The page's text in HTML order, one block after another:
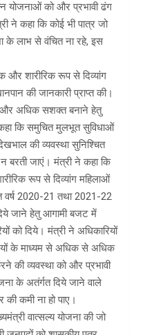
योजनाओं को और प्रभावी ढंग
ने कहा कि कोई भी पात्र जो
के लाभ से वंचित ना रहे, इस
और शारीरिक रूप से दिव्यांग
की जानकारी प्राप्त की।
और अधिक सशक्त बनाने हेतु
कि समुचित मुलभूत सुविधाओं
की व्यवस्था सुनिश्चित
बरती जाएं। मंत्री ने कहा कि
रूप से दिव्यांग महिलाओं
वर्ष 2020-21 तथा 2021-22
जाने हेतु आगामी बजट में
को दिये। मंत्री ने अधिकारियों
के माध्यम से अधिक से अधिक
की व्यवस्था को और प्रभावी
के अतंर्गत दिये जाने वाले
की कमी ना हो पाए।
वात्सल्य योजना की जो